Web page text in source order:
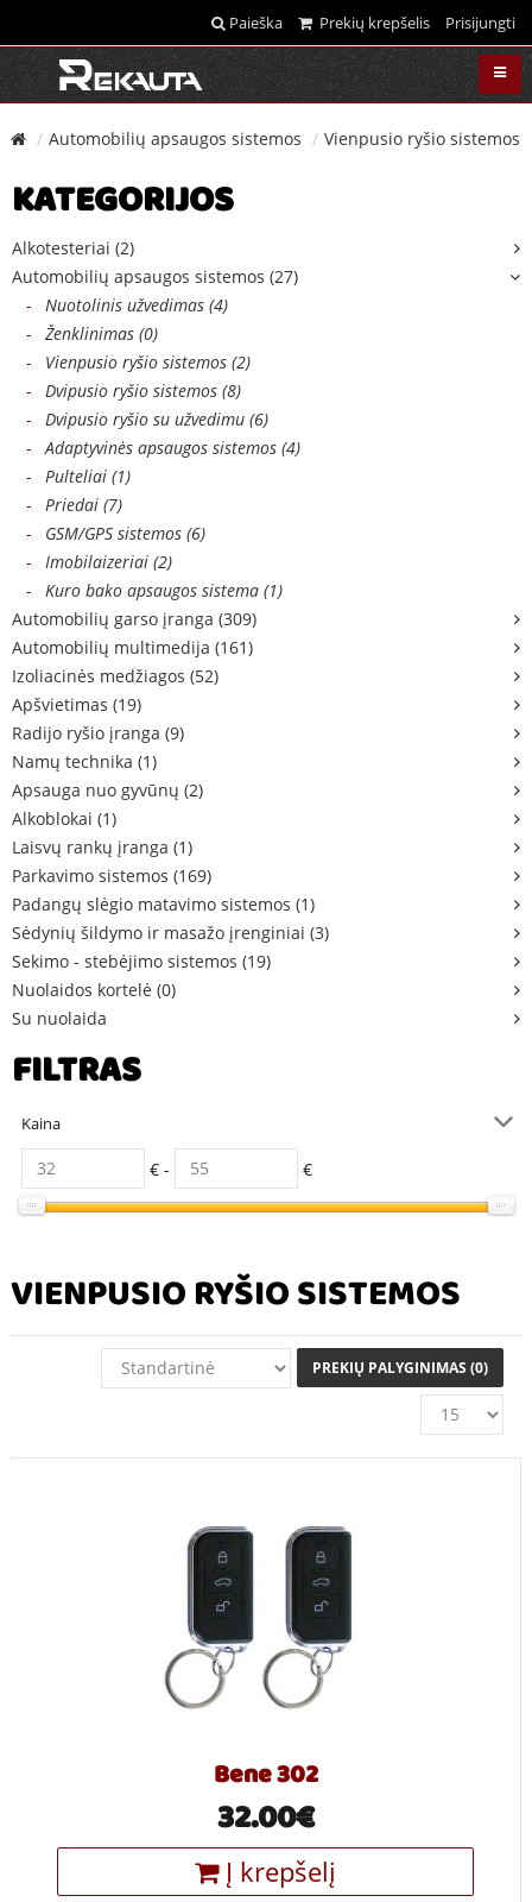
Paieška Prekių krepšelis Prisijungti
Automobilių apsaugos sistemos Vienpusio ryšio sistemos
KATEGORIJOS
Alkotesteriai (2)
Automobilių apsaugos sistemos (27)
- Nuotolinis užvedimas (4)
- Ženklinimas (0)
- Vienpusio ryšio sistemos (2)
- Dvipusio ryšio sistemos (8)
- Dvipusio ryšio su užvedimu (6)
- Adaptyvinės apsaugos sistemos (4)
- Pulteliai (1)
- Priedai (7)
- GSM/GPS sistemos (6)
- Imobilaizeriai (2)
- Kuro bako apsaugos sistema (1)
Automobilių garso įranga (309)
Automobilių multimedija (161)
Izoliacinės medžiagos (52)
Apšvietimas (19)
Radijo ryšio įranga (9)
Namų technika (1)
Apsauga nuo gyvūnų (2)
Alkoblokai (1)
Laisvų rankų įranga (1)
Parkavimo sistemos (169)
Padangų slėgio matavimo sistemos (1)
Sėdynių šildymo ir masažo įrenginiai (3)
Sekimo - stebėjimo sistemos (19)
Nuolaidos kortelė (0)
Su nuolaida
FILTRAS
Kaina
€ - €
VIENPUSIO RYŠIO SISTEMOS
PREKIŲ PALYGINIMAS (0)
Bene 302
32.00€
Į krepšelį